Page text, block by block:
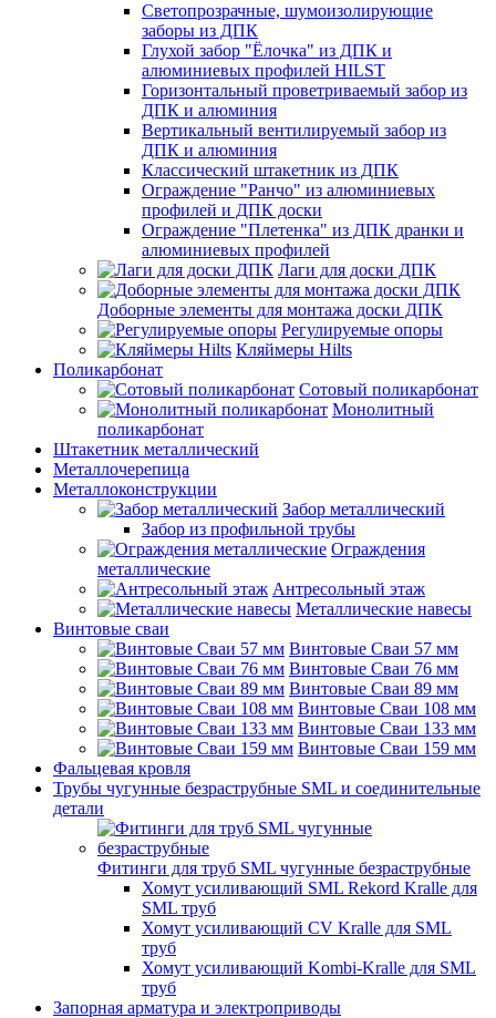
Светопрозрачные, шумоизолирующие
заборы из ДПК
Глухой забор "Ёлочка" из ДПК и
алюминиевых профилей HILST
Горизонтальный проветриваемый забор из
ДПК и алюминия
Вертикальный вентилируемый забор из
ДПК и алюминия
Классический штакетник из ДПК
Ограждение "Ранчо" из алюминиевых
профилей и ДПК доски
Ограждение "Плетенка" из ДПК дранки и
алюминиевых профилей
Лаги для доски ДПК
Доборные элементы для монтажа доски ДПК
Регулируемые опоры
Кляймеры Hilts
Поликарбонат
Сотовый поликарбонат
Монолитный
поликарбонат
Штакетник металлический
Металлочерепица
Металлоконструкции
Забор металлический
Забор из профильной трубы
Ограждения
металлические
Антресольный этаж
Металлические навесы
Винтовые сваи
Винтовые Сваи 57 мм
Винтовые Сваи 76 мм
Винтовые Сваи 89 мм
Винтовые Сваи 108 мм
Винтовые Сваи 133 мм
Винтовые Сваи 159 мм
Фальцевая кровля
Трубы чугунные безраструбные SML и соединительные
детали
Фитинги для труб SML чугунные безраструбные
Хомут усиливающий SML Rekord Kralle для
SML труб
Хомут усиливающий CV Kralle для SML
труб
Хомут усиливающий Kombi-Kralle для SML
труб
Запорная арматура и электроприводы